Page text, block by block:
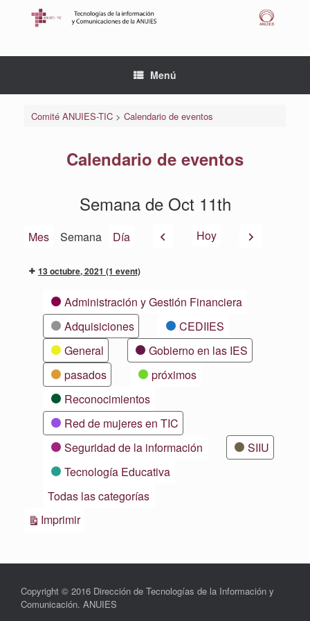
Menú
Comité ANUIES-TIC> Calendario de eventos
Calendario de eventos
Semana de Oct 11th
Mes Semana Día AnteriorHoy Siguiente
13 octubre, 2021 (1 event)
CategoríasAdministración y Gestión Financiera
Adquisiciones
CEDIIES
General
Gobierno en las IES
pasados
próximos
Reconocimientos
Red de mujeres en TIC
Seguridad de la información
SIIU
Tecnología Educativa
Todas las categorías
ImprimirVistas
Copyright © 2016 Dirección de Tecnologías de la Información y
Comunicación. ANUIES